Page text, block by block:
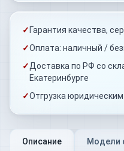
✓ Гарантия качества,
✓Оплата: наличный /
✓Доставка по РФ со
Екатеринбурге
✓Отгрузка
Описание Модели